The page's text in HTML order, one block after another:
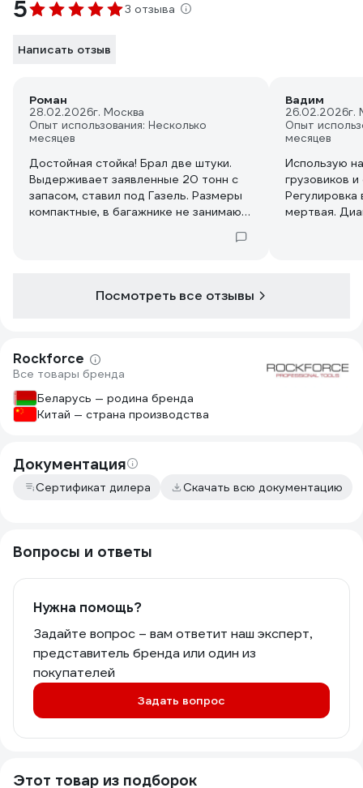
5 3 отзыва
Написать отзыв
Роман
28.02.2026г. Москва
Опыт использования: Несколько
месяцев
Достойная стойка! Брал две штуки.
Выдерживает заявленные 20 тонн с
запасом, ставил под Газель. Размеры
компактные, в багажнике не занимают
Вадим
26.02.2026г.
Опыт
месяцев
Использую
грузовиков
Регулировка
мертвая.
Посмотреть все отзывы
Rockforce
Все товары бренда
Беларусь — родина бренда
Китай — страна производства
Документация
Сертификат дилера Скачать всю документацию
Вопросы и ответы
Нужна помощь?
Задайте вопрос – вам ответит наш эксперт,
представитель бренда или один из
покупателей
Задать вопрос
Этот товар из подборок